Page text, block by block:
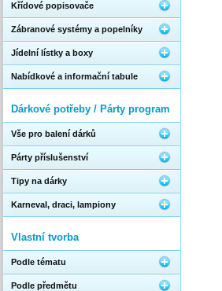
Křídové popisovače
Zábranové systémy a popelníky
Jídelní lístky a boxy
Nabídkové a informační tabule
Dárkové potřeby / Párty program
Vše pro balení dárků
Párty příslušenství
Tipy na dárky
Karneval, draci, lampiony
Vlastní tvorba
Podle tématu
Podle předmětu